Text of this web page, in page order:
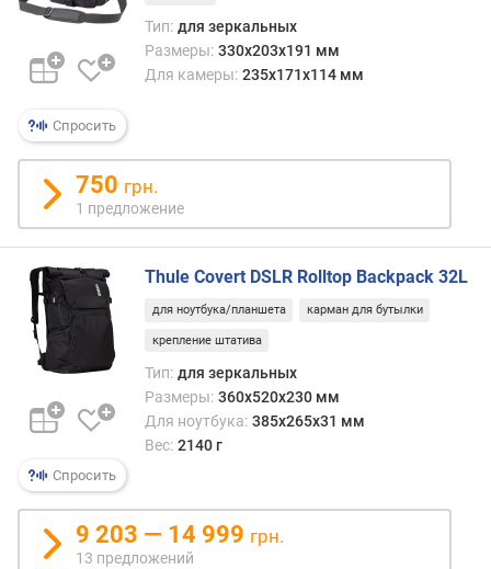
у
п
р
е
л
о
ж
е
н
и
в
с
г
т
и
п
Спросить
Тип: для зеркальных
Размеры: 330x203x191 мм
Для камеры: 235х171х114 мм
750 грн.
1 предложение
Спросить
Thule Covert DSLR Rolltop Backpack 32L
для ноутбука/планшета карман для бутылки
крепление штатива
Тип: для зеркальных
Размеры: 360x520x230 мм
Для ноутбука: 385x265x31 мм
Вес: 2140 г
9 203 — 14 999 грн.
13 предложений